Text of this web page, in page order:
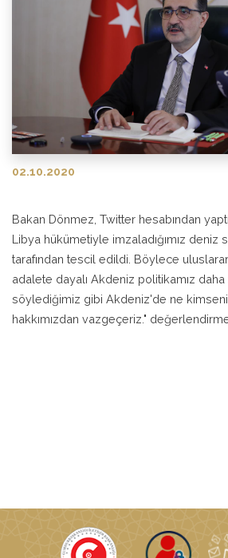
02.10.2020
Bakan Dönmez, Twitter hesabından
Libya hükümetiyle imzaladığımız deniz
tarafından tescil edildi. Böylece
adalete dayalı Akdeniz politikamız
söylediğimiz gibi Akdeniz'de ne
hakkımızdan vazgeçeriz."